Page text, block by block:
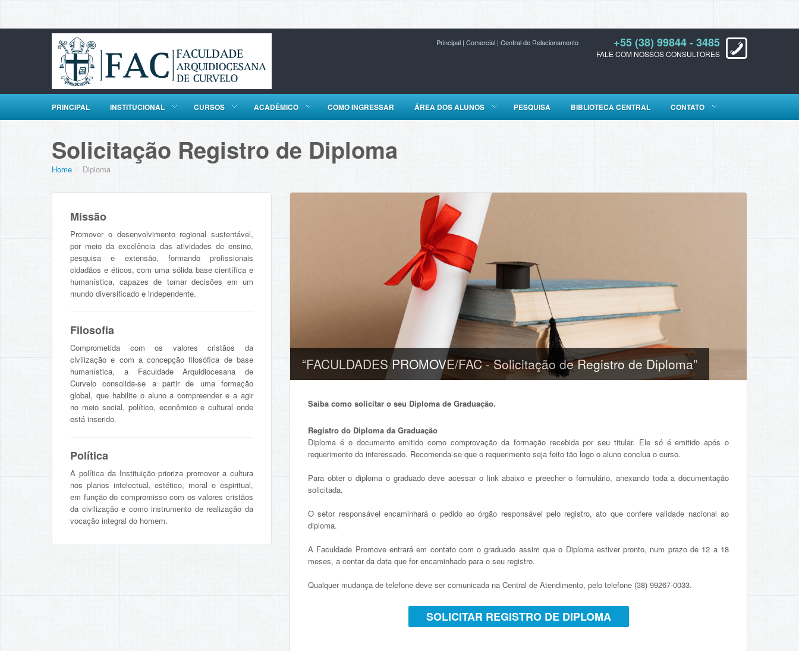
+55 (38) 99844 - 3485
FALE COM NOSSOS CONSULTORES
Principal | Comercial | Central de Relacionamento
PRINCIPAL INSTITUCIONAL CURSOS ACADÊMICO COMO INGRESSAR ÁREA DOS ALUNOS PESQUISA BIBLIOTECA CENTRAL CONTATO
Solicitação Registro de Diploma
Home / Diploma
Missão
Promover o desenvolvimento regional sustentável,
por meio da excelência das atividades de ensino,
pesquisa e extensão, formando profissionais
cidadãos e éticos, com uma sólida base científica e
humanística, capazes de tomar decisões em um
mundo diversificado e independente.
Filosofia
Comprometida com os valores cristãos da
civilização e com a concepção filosófica de base
humanística, a Faculdade Arquidiocesana de
Curvelo consolida-se a partir de uma formação
global, que habilite o aluno a compreender e a agir
no meio social, político, econômico e cultural onde
está inserido.
Política
A política da Instituição prioriza promover a cultura
nos planos intelectual, estético, moral e espiritual,
em função do compromisso com os valores cristãos
da civilização e como instrumento de realização da
vocação integral do homem.
“FACULDADES PROMOVE/FAC - Solicitação de Registro de Diploma”
Saiba como solicitar o seu Diploma de Graduação.
Registro do Diploma da Graduação
Diploma é o documento emitido como comprovação da formação recebida por seu titular. Ele só é emitido após o
requerimento do interessado. Recomenda-se que o requerimento seja feito tão logo o aluno conclua o curso.
Para obter o diploma o graduado deve acessar o link abaixo e preecher o formulário, anexando toda a documentação
solicitada.
O setor responsável encaminhará o pedido ao órgão responsável pelo registro, ato que confere validade nacional ao
diploma.
A Faculdade Promove entrará em contato com o graduado assim que o Diploma estiver pronto, num prazo de 12 a 18
meses, a contar da data que for encaminhado para o seu registro.
Qualquer mudança de telefone deve ser comunicada na Central de Atendimento, pelo telefone (38) 99267-0033.
SOLICITAR REGISTRO DE DIPLOMA